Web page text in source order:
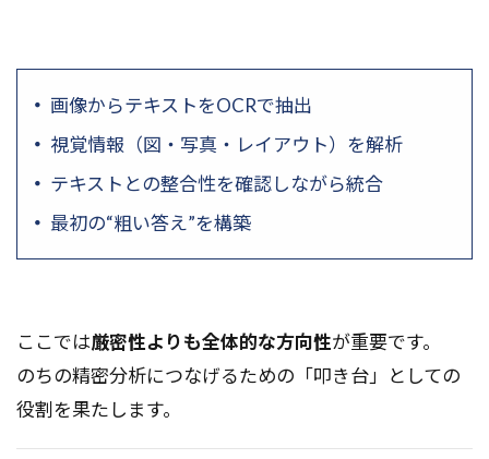
画像からテキストをOCRで抽出
視覚情報（図・写真・レイアウト）を解析
テキストとの整合性を確認しながら統合
最初の“粗い答え”を構築
ここでは厳密性よりも全体的な方向性が重要です。
のちの精密分析につなげるための「叩き台」としての
役割を果たします。